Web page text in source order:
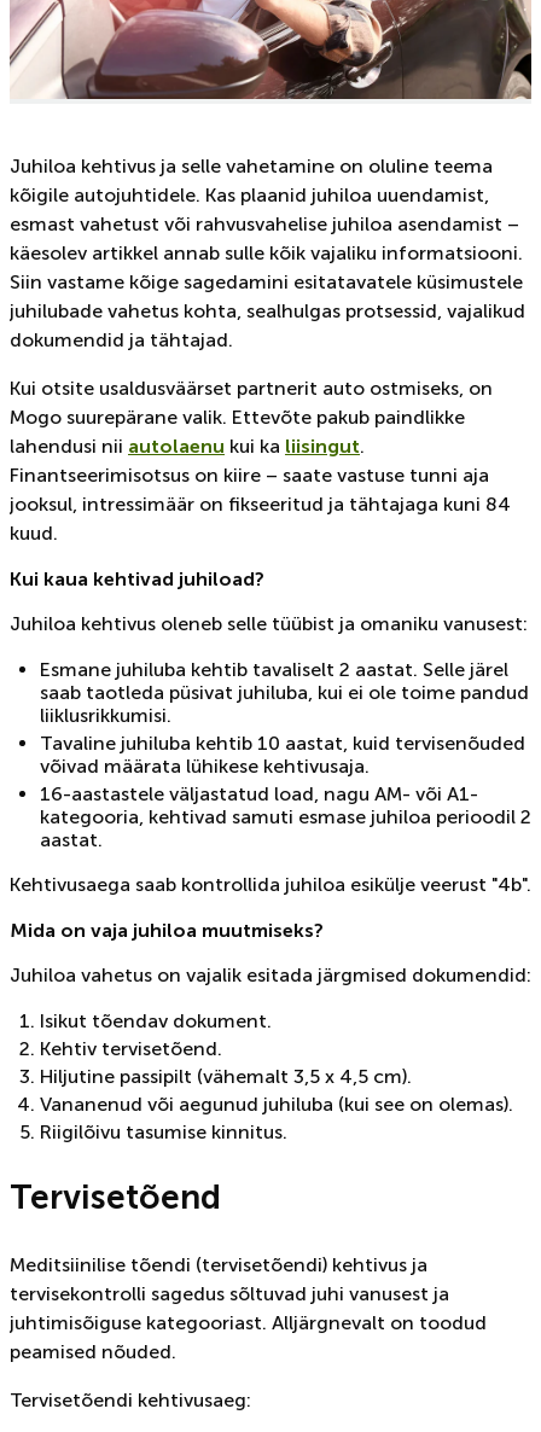
Juhiloa kehtivus ja selle vahetamine on oluline teema
kõigile autojuhtidele. Kas plaanid juhiloa uuendamist,
esmast vahetust või rahvusvahelise juhiloa asendamist –
käesolev artikkel annab sulle kõik vajaliku informatsiooni.
Siin vastame kõige sagedamini esitatavatele küsimustele
juhilubade vahetus kohta, sealhulgas protsessid, vajalikud
dokumendid ja tähtajad.
Kui otsite usaldusväärset partnerit auto ostmiseks, on
Mogo suurepärane valik. Ettevõte pakub paindlikke
lahendusi nii autolaenu kui ka liisingut.
Finantseerimisotsus on kiire – saate vastuse tunni aja
jooksul, intressimäär on fikseeritud ja tähtajaga kuni 84
kuud.
Kui kaua kehtivad juhiload?
Juhiloa kehtivus oleneb selle tüübist ja omaniku vanusest:
Esmane juhiluba kehtib tavaliselt 2 aastat. Selle järel
saab taotleda püsivat juhiluba, kui ei ole toime pandud
liiklusrikkumisi.
Tavaline juhiluba kehtib 10 aastat, kuid tervisenõuded
võivad määrata lühikese kehtivusaja.
16-aastastele väljastatud load, nagu AM- või A1-
kategooria, kehtivad samuti esmase juhiloa perioodil 2
aastat.
Kehtivusaega saab kontrollida juhiloa esikülje veerust "4b".
Mida on vaja juhiloa muutmiseks?
Juhiloa vahetus on vajalik esitada järgmised dokumendid:
Isikut tõendav dokument.
Kehtiv tervisetõend.
Hiljutine passipilt (vähemalt 3,5 x 4,5 cm).
Vananenud või aegunud juhiluba (kui see on olemas).
Riigilõivu tasumise kinnitus.
Tervisetõend
Meditsiinilise tõendi (tervisetõendi) kehtivus ja
tervisekontrolli sagedus sõltuvad juhi vanusest ja
juhtimisõiguse kategooriast. Alljärgnevalt on toodud
peamised nõuded.
Tervisetõendi kehtivusaeg: